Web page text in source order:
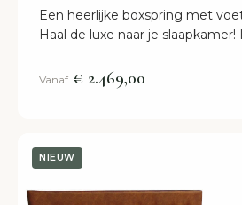
Een heerlijke boxspring met
Haal de luxe naar je
Vanaf € 2.469,00
NIEUW